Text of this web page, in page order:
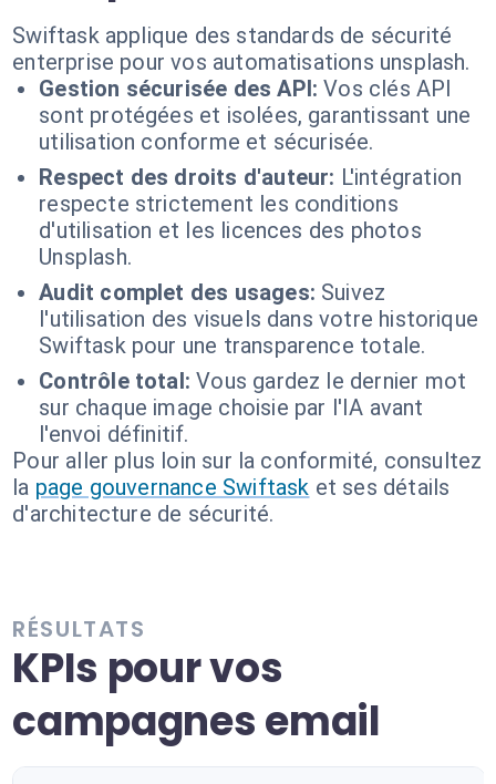
Swiftask applique des standards de sécurité
enterprise pour vos automatisations unsplash.
Gestion sécurisée des API: Vos clés API
sont protégées et isolées, garantissant une
utilisation conforme et sécurisée.
Respect des droits d'auteur: L'intégration
respecte strictement les conditions
d'utilisation et les licences des photos
Unsplash.
Audit complet des usages: Suivez
l'utilisation des visuels dans votre historique
Swiftask pour une transparence totale.
Contrôle total: Vous gardez le dernier mot
sur chaque image choisie par l'IA avant
l'envoi définitif.
Pour aller plus loin sur la conformité, consultez
la page gouvernance Swiftask et ses détails
d'architecture de sécurité.
RÉSULTATS
KPIs pour vos
campagnes email